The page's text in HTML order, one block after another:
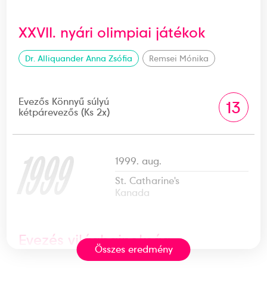
XXVII. nyári olimpiai játékok
Dr. Alliquander Anna Zsófia Remsei Mónika
Evezős Könnyű súlyú
kétpárevezős (Ks 2x)
13
1999
1999. aug.
St. Catharine's
Kanada
Evezés világbajnokság
Összes eredmény